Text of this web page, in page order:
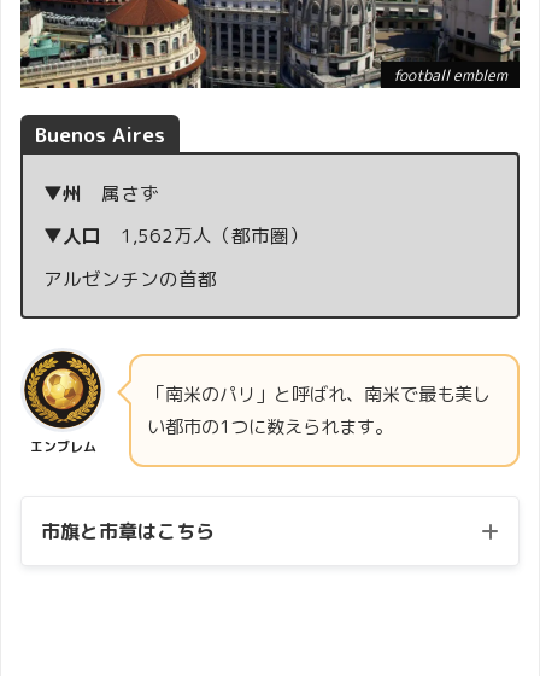
football emblem
Buenos Aires
▼州 属さず
▼人口 1,562万人（都市圏）
アルゼンチンの首都
エンブレム
「南米のパリ」と呼ばれ、南米で最も美し
い都市の1つに数えられます。
市旗と市章はこちら